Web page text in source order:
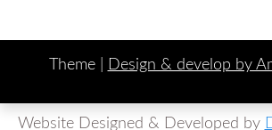
Theme | Design & develop by
Website Designed & Developed by